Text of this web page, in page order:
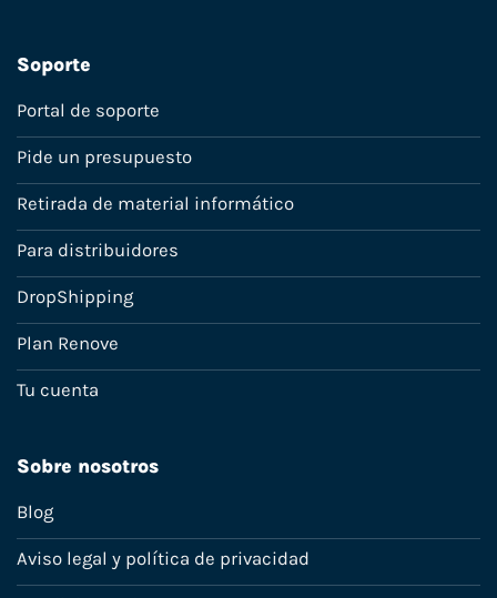
Soporte
Portal de soporte
Pide un presupuesto
Retirada de material informático
Para distribuidores
DropShipping
Plan Renove
Tu cuenta
Sobre nosotros
Blog
Aviso legal y política de privacidad